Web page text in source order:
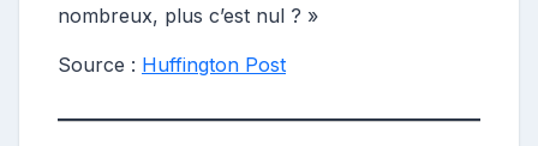
nombreux, plus c’est nul ? »
Source : Huffington Post